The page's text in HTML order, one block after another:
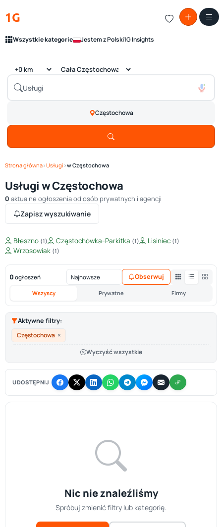
1G
Wszystkie kategorie Jestem z Polski1G Insights
Częstochowa
Strona główna›Usługi ›w Częstochowa
Usługi w Częstochowa
0 aktualne ogłoszenia od osób prywatnych i agencji
Zapisz wyszukiwanie
Błeszno (1) Częstochówka-Parkitka (1) Lisiniec (1)
Wrzosowiak (1)
0 ogłoszeń
Wszyscy Prywatne Firmy
Obserwuj
Aktywne filtry:
Częstochowa ×
Wyczyść wszystkie
UDOSTĘPNIJ
Nic nie znaleźliśmy
Spróbuj zmienić filtry lub kategorię.